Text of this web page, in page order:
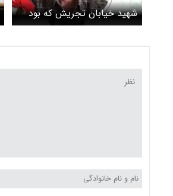
شهید خیابان تجریش که بود